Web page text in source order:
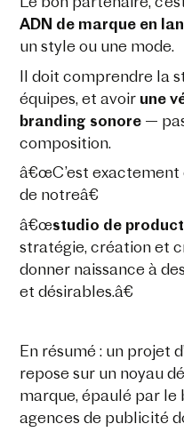
Le bon partenaire,
ADN de marque en
un style ou une mode.
Il doit comprendre la
équipes, et avoir une
branding sonore —
composition.
C’est exactement
de notre
studio de
stratégie, création et
donner naissance à
et désirables.
En résumé : un projet
repose sur un noyau
marque, épaulé par le
agences de publicité